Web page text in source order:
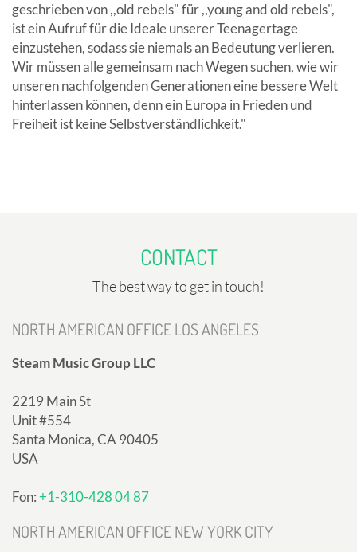
geschrieben von ,,old rebels" für ,,young and old rebels",
ist ein Aufruf für die Ideale unserer Teenagertage
einzustehen, sodass sie niemals an Bedeutung verlieren.
Wir müssen alle gemeinsam nach Wegen suchen, wie wir
unseren nachfolgenden Generationen eine bessere Welt
hinterlassen können, denn ein Europa in Frieden und
Freiheit ist keine Selbstverständlichkeit."
CONTACT
The best way to get in touch!
NORTH AMERICAN OFFICE LOS ANGELES
Steam Music Group LLC
2219 Main St
Unit #554
Santa Monica, CA 90405
USA
Fon:+1-310-428 04 87
NORTH AMERICAN OFFICE NEW YORK CITY